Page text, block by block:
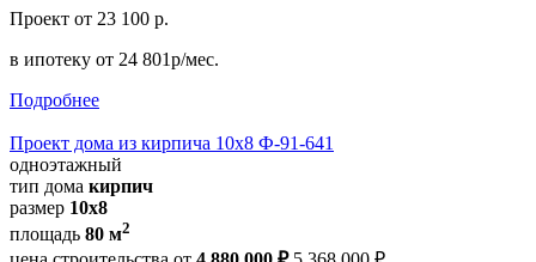
Проект от 23 100 р.
в ипотеку от 24 801р/мес.
Подробнее
Проект дома из кирпича 10х8 Ф-91-641
одноэтажный
тип дома кирпич
размер 10х8
площадь 80 м2